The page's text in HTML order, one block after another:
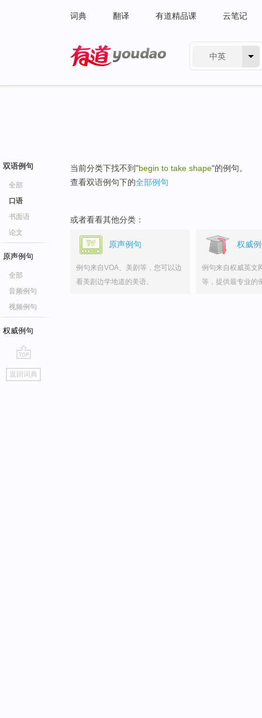
词典 翻译 有道精品课 云笔记
中英
双语例句
全部
口语
书面语
论文
原声例句
全部
音频例句
视频例句
权威例句
go
top
返回词典
当前分类下找不到"begin to take shape"的例句。
查看双语例句下的全部例句
或者看看其他分类：
原声例句
例句来自VOA、美剧等，您可以边
看美剧边学地道的美语。
权威
例句来自权威英文
等，提供最专业的